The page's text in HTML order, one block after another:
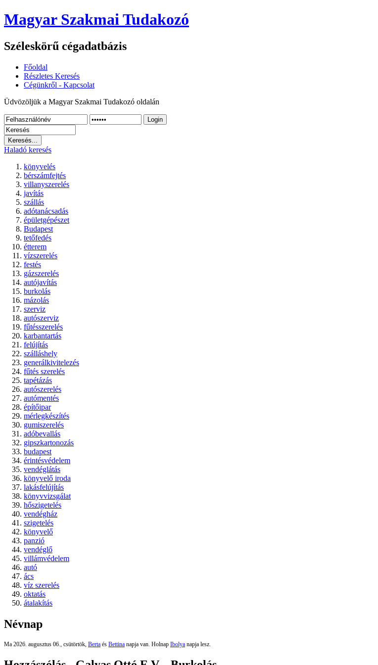
Magyar Szakmai Tudakozó
Széleskörű cégadatbázis
Főoldal
Részletes Keresés
Cégünkről - Kapcsolat
Üdvözöljük a Magyar Szakmai Tudakozó oldalán
Login
Haladó keresés
könyvelés
bérszámfejtés
villanyszerelés
javítás
szállás
adótanácsadás
épületgépészet
Budapest
tetőfedés
étterem
vízszerelés
festés
gázszerelés
autójavítás
burkolás
mázolás
szerviz
autószerviz
fűtésszerelés
karbantartás
felújítás
szálláshely
generálkivitelezés
fűtés szerelés
tapétázás
autószerelés
autómentés
építőipar
mérlegkészítés
gumiszerelés
adóbevallás
gipszkartonozás
budapest
érintésvédelem
vendéglátás
könyvelő iroda
lakásfelújítás
könyvvizsgálat
hőszigetelés
vendégház
szigetelés
könyvelő
panzió
vendéglő
villámvédelem
autó
ács
víz szerelés
oktatás
átalakítás
Névnap
Ma 2026. augusztus 06., csütörtök, Berta és Bettina napja van. Holnap Ibolya napja lesz.